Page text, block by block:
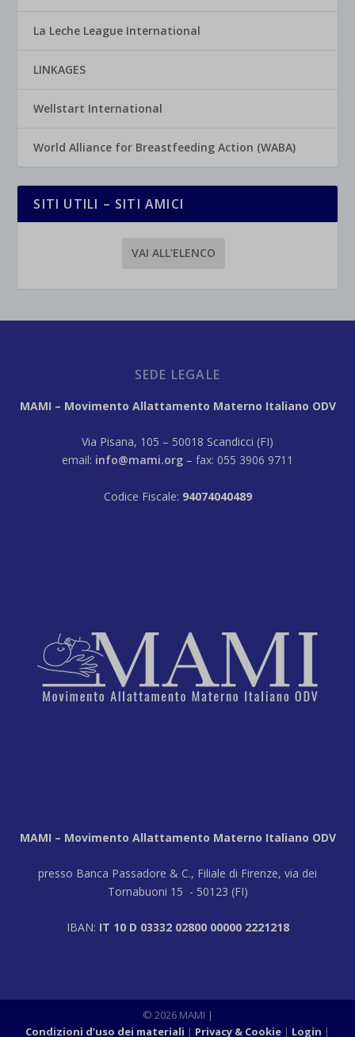
La Leche League International
LINKAGES
Wellstart International
World Alliance for Breastfeeding Action (WABA)
SITI UTILI – SITI AMICI
VAI ALL’ELENCO
SEDE LEGALE
MAMI – Movimento Allattamento Materno Italiano ODV
Via Pisana, 105 – 50018 Scandicci (FI)
email: info@mami.org – fax: 055 3906 9711
Codice Fiscale: 94074040489
MAMI – Movimento Allattamento Materno Italiano ODV
presso Banca Passadore & C., Filiale di Firenze, via dei
Tornabuoni 15 - 50123 (FI)
IBAN: IT 10 D 03332 02800 00000 2221218
© 2026 MAMI |
Condizioni d’uso dei materiali
Privacy & Cookie Login |